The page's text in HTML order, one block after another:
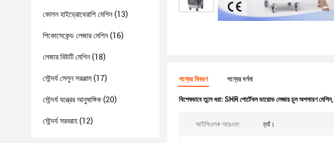
কোলন হাইড্রোথেরাপি মেশিন(13)
পিকোসেকেন্ড লেজার মেশিন(16)
লেজার বিউটি মেশিন(18)
সৌন্দর্য সেলুন সরঞ্জাম(17)
সৌন্দর্য যন্ত্রের আনুষাঙ্গিক (20)
সৌন্দর্য সরবরাহ(12)
পণ্যের বিবরণ পণ্যের বর্ণনা
বিশেষভাবে তুলে ধরা: SHR পোর্টেবল ডায়োড লেজার চুল অপসারণ মেশিন,
আইপিএল+ আরএফ: হ্যাঁ।